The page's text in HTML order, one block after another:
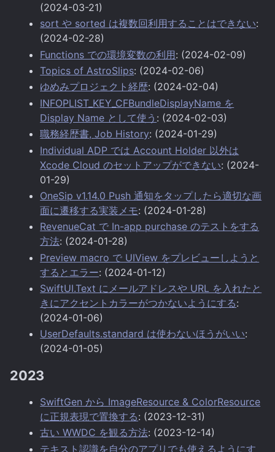
(2024-03-21)
sort や sorted は複数回利用することはできない:
(2024-02-28)
Functions での環境変数の利用: (2024-02-09)
Topics of AstroSlips: (2024-02-06)
ゆめみプロジェクト経歴: (2024-02-04)
INFOPLIST_KEY_CFBundleDisplayName を
Display Name として使う : (2024-02-03)
職務経歴書, Job History: (2024-01-29)
Individual ADP では Account Holder 以外は
Xcode Cloud のセットアップができない: (2024-
01-29)
OneSip v1.14.0 Push 通知をタップしたら適切な画
面に遷移する実装メモ: (2024-01-28)
RevenueCat で In-app purchase のテストをする
方法: (2024-01-28)
Preview macro で UIView をプレビューしようと
するとエラー: (2024-01-12)
SwiftUI.Text にメールアドレスや URL を入れたと
きにアクセントカラーがつかないようにする:
(2024-01-06)
UserDefaults.standard は使わないほうがいい:
(2024-01-05)
2023
SwiftGen から ImageResource & ColorResource
に正規表現で置換する: (2023-12-31)
古い WWDC を観る方法: (2023-12-14)
テキスト認識を自分のアプリでも使えるようにす